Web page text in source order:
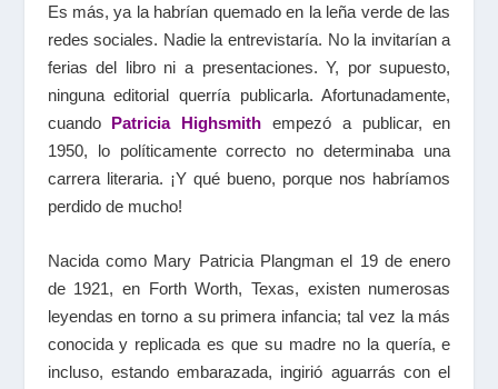
Es más, ya la habrían quemado en la leña verde de las
redes sociales. Nadie la entrevistaría. No la invitarían a
ferias del libro ni a presentaciones. Y, por supuesto,
ninguna editorial querría publicarla. Afortunadamente,
cuando Patricia Highsmith empezó a publicar, en
1950, lo políticamente correcto no determinaba una
carrera literaria. ¡Y qué bueno, porque nos habríamos
perdido de mucho!
Nacida como Mary Patricia Plangman el 19 de enero
de 1921, en Forth Worth, Texas, existen numerosas
leyendas en torno a su primera infancia; tal vez la más
conocida y replicada es que su madre no la quería, e
incluso, estando embarazada, ingirió aguarrás con el